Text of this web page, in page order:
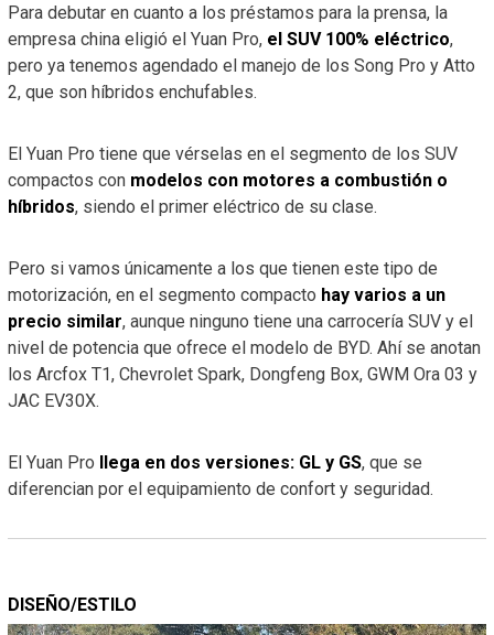
Para debutar en cuanto a los préstamos para la prensa, la
empresa china eligió el Yuan Pro, el SUV 100% eléctrico,
pero ya tenemos agendado el manejo de los Song Pro y Atto
2, que son híbridos enchufables.
El Yuan Pro tiene que vérselas en el segmento de los SUV
compactos con modelos con motores a combustión o
híbridos, siendo el primer eléctrico de su clase.
Pero si vamos únicamente a los que tienen este tipo de
motorización, en el segmento compacto hay varios a un
precio similar, aunque ninguno tiene una carrocería SUV y el
nivel de potencia que ofrece el modelo de BYD. Ahí se anotan
los Arcfox T1, Chevrolet Spark, Dongfeng Box, GWM Ora 03 y
JAC EV30X.
El Yuan Pro llega en dos versiones: GL y GS, que se
diferencian por el equipamiento de confort y seguridad.
DISEÑO/ESTILO